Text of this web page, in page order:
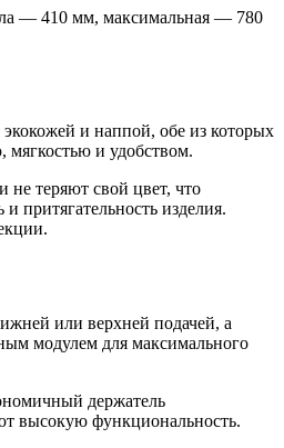
— 410 мм, максимальная — 780
и наппой, обе из которых
мягкостью и удобством.
не теряют свой цвет, что
и притягательность изделия.
или верхней подачей, а
модулем для максимального
держатель
высокую функциональность.